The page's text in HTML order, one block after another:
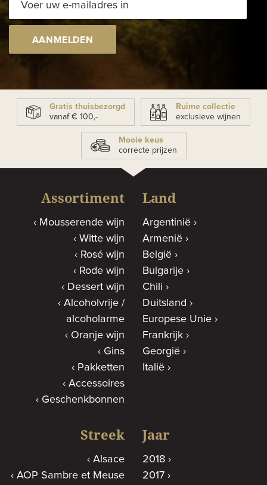
AANMELDEN
Gratis thuisbezorgd
vanaf € 100,-
Ruime collectie
exclusieve wijnen
Mooie keus
correcte prijzen
Assortiment
Mousserende wijn
Witte wijn
Rosé wijn
Rode wijn
Dessert wijn
Alcoholvrije /
alcoholarme
Oranje wijn
Gins
Pakketten
Accessoires
Geschenkbonnen
Land
Argentinië
Armenië
België
Bulgarije
Chili
Duitsland
Europese Unie
Frankrijk
Georgië
Italië
Streek
Alsace
AOP Sambre et Meuse
Jaar
2018
2017